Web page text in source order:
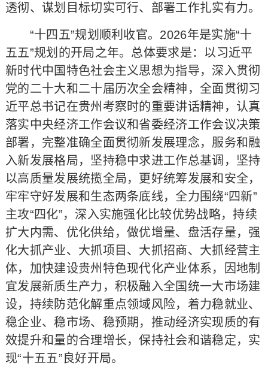
透彻、谋划目标切实可行、部署工作扎实有力。
“十四五”规划顺利收官。2026年是实施“十
五五”规划的开局之年。总体要求是：以习近平
新时代中国特色社会主义思想为指导，深入贯彻
党的二十大和二十届历次全会精神，全面贯彻习
近平总书记在贵州考察时的重要讲话精神，认真
落实中央经济工作会议和省委经济工作会议决策
部署，完整准确全面贯彻新发展理念，服务和融
入新发展格局，坚持稳中求进工作总基调，坚持
以高质量发展统揽全局，更好统筹发展和安全，
牢牢守好发展和生态两条底线，全力围绕“四新”
主攻“四化”，深入实施强化比较优势战略，持续
扩大内需、优化供给，做优增量、盘活存量，强
化大抓产业、大抓项目、大抓招商、大抓经营主
体，加快建设贵州特色现代化产业体系，因地制
宜发展新质生产力，积极融入全国统一大市场建
设，持续防范化解重点领域风险，着力稳就业、
稳企业、稳市场、稳预期，推动经济实现质的有
效提升和量的合理增长，保持社会和谐稳定，实
现“十五五”良好开局。